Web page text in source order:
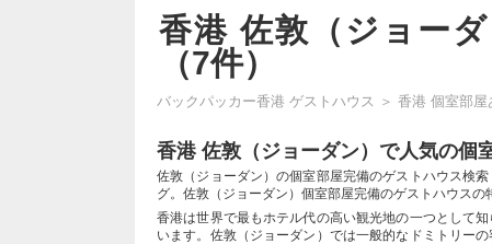
香港 佐敦（ジョー
（7件）
バックパッカー香港 ゲストハウス ＞ 香港 個室部屋
香港 佐敦（ジョーダン）で人気の個
佐敦（ジョーダン）の個室部屋完備のゲストハウス検
グ。佐敦（ジョーダン）個室部屋完備のゲストハウスの
香港は世界で最もホテル代の高い観光地の一つとして
います。佐敦（ジョーダン）では一般的なドミトリー